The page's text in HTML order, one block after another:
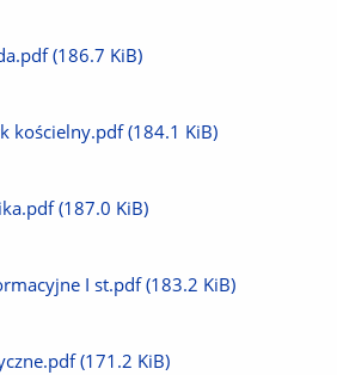
(186.7 KiB)
kościelny.pdf (184.1 KiB)
(187.0 KiB)
I st.pdf (183.2 KiB)
(171.2 KiB)